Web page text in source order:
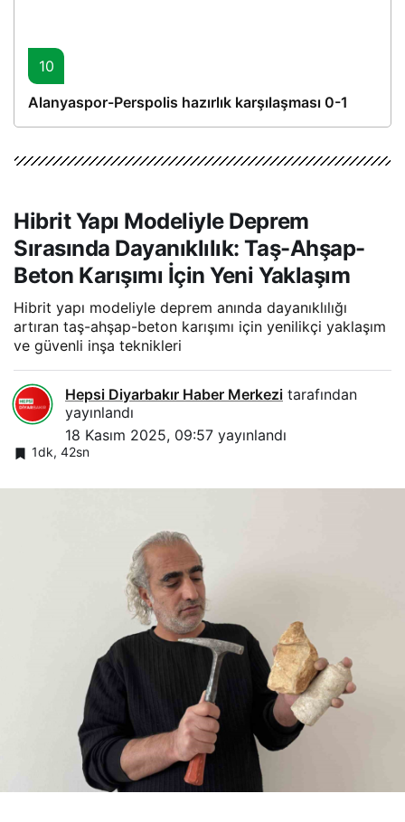
10
Alanyaspor-Perspolis hazırlık karşılaşması 0-1
Hibrit Yapı Modeliyle Deprem
Sırasında Dayanıklılık: Taş-Ahşap-
Beton Karışımı İçin Yeni Yaklaşım
Hibrit yapı modeliyle deprem anında dayanıklılığı
artıran taş-ahşap-beton karışımı için yenilikçi yaklaşım
ve güvenli inşa teknikleri
Hepsi Diyarbakır Haber Merkezi tarafından
yayınlandı
18 Kasım 2025, 09:57 yayınlandı
1dk, 42sn